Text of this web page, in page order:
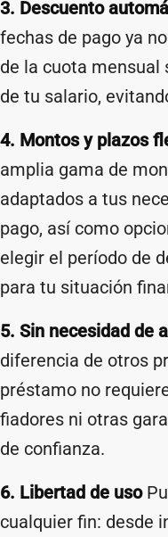
3. Descuento
fechas de pago ya
de la cuota
de tu salario,
4. Montos y plazos
amplia gama de
adaptados a tus
pago, así como
elegir el período de
para tu situación
5. Sin necesidad de
diferencia de otros
préstamo no
fiadores ni otras
de confianza.
6. Libertad de uso
cualquier fin: desde